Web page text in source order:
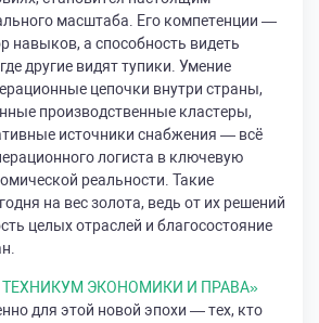
масштаба. Его компетенции —
навыков, а способность видеть
другие видят тупики. Умение
цепочки внутри страны,
производственные кластеры,
источники снабжения — всё
логиста в ключевую
реальности. Такие
на вес золота, ведь от их решений
целых отраслей и благосостояние
ЭКОНОМИКИ И ПРАВА»
для этой новой эпохи — тех, кто